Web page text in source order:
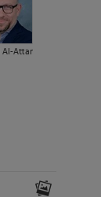
Al-Attar